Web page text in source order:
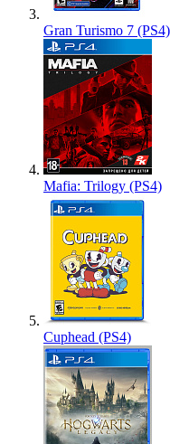
Gran Turismo 7 (PS4)
Mafia: Trilogy (PS4)
Cuphead (PS4)